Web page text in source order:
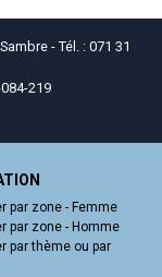
- Tél. : 071 31
219
par zone - Femme
par zone - Homme
par thème ou par